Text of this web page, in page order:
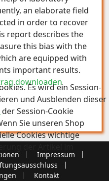
an elaborate field
in order to recover
report describes the
this bias with the
are equipped with
important results.
downloaden
Impressum
Kontakt
Es wird ein Session-
und Ausblenden dieser
Session-Cookie
Sie unseren Shop
Cookies wichtige